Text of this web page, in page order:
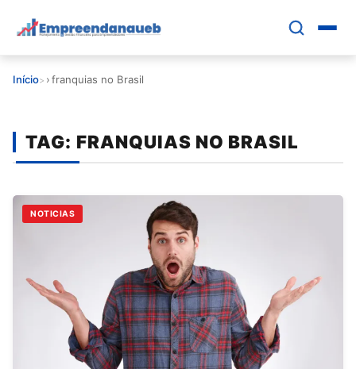
para
conteúdo
CRESCIMENTO
GESTÃO FINANCEIRA
Início ›franquias no Brasil
TAG: FRANQUIAS NO BRASIL
NOTICIAS